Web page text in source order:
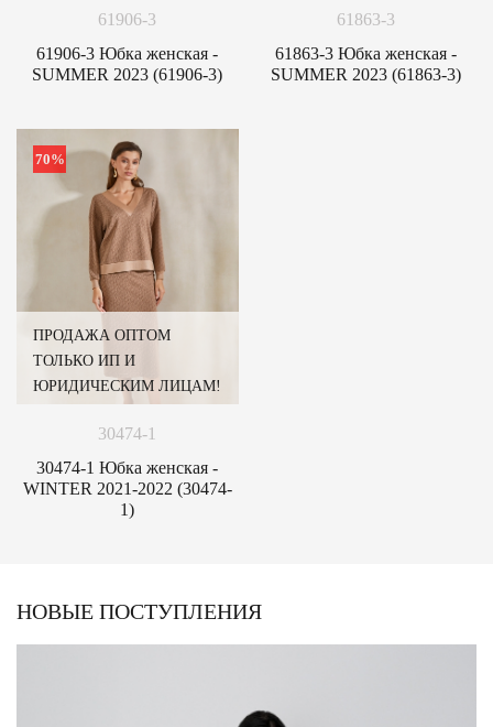
61906-3
61906-3 Юбка женская -
SUMMER 2023 (61906-3)
61863-3
61863-3 Юбка женская -
SUMMER 2023 (61863-3)
70%
ПРОДАЖА ОПТОМ
ТОЛЬКО ИП И
ЮРИДИЧЕСКИМ ЛИЦАМ!
30474-1
30474-1 Юбка женская -
WINTER 2021-2022 (30474-
1)
НОВЫЕ ПОСТУПЛЕНИЯ